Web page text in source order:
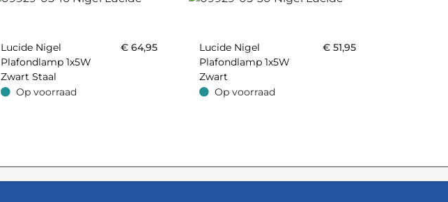
Lucide Nigel
Plafondlamp 1x5W
Zwart Staal
€ 64,95
Op voorraad
Op voorraad
Lucide Nigel
Plafondlamp 1x5W
Zwart
€ 51,95
Op voorraad
Op voorraad